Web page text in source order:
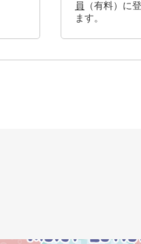
員
（有料）に
ます。